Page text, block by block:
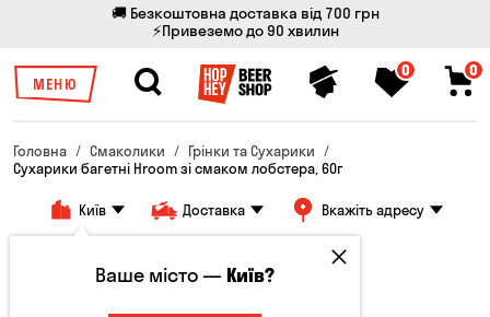
🚚 Безкоштовна доставка від 700 грн
⚡Привеземо до 90 хвилин
МЕНЮ
0 0
Головна Смаколики
Грінки та Сухарики
Сухарики багетні Hroom зі смаком лобстера, 60г
Київ Доставка Вкажіть адресу
Ваше місто —Київ?